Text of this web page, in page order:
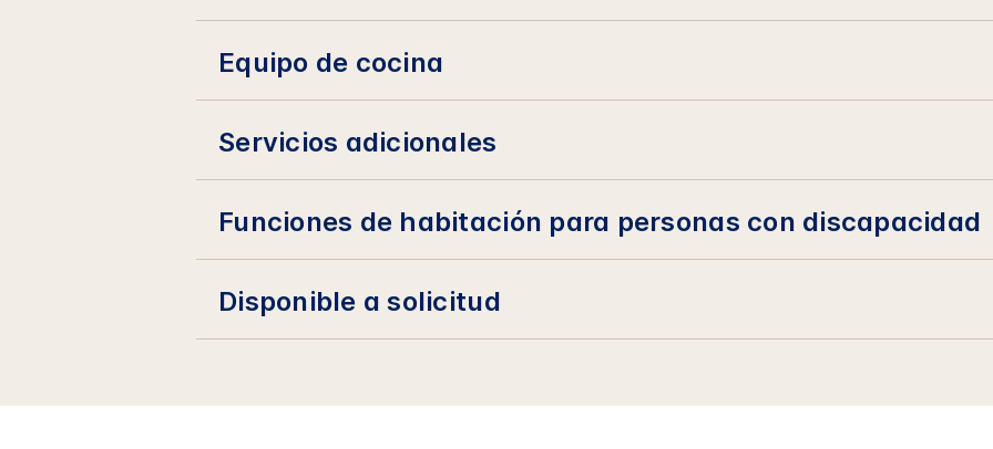
Equipo de cocina
Servicios adicionales
Funciones de habitación para personas con discapacidad
Disponible a solicitud